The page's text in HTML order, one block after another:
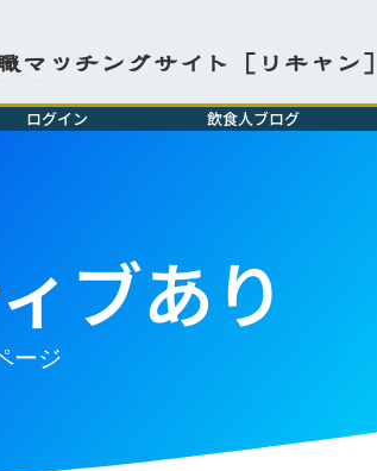
マッチングサイト［リキャン］
ログイン 飲食人ブログ
ブあり
ージ